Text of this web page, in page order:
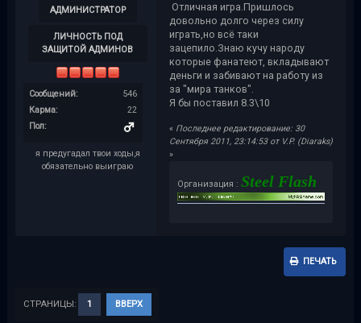
АДМИНИСТРАТОР
ЛИЧНОСТЬ ПОД
ЗАЩИТОЙ АДМИНОВ
Сообщений:
546
Карма:
22
Пол:
я предугадал твои ходы,я
обязательно выиграю
Отличная игра.Пришлось
довольно долго через силу
играть,но всё таки
зацепило.Знаю кучу народу
которые фанатеют, вкладывают
деньги и забивают на работу из
за "мира танков".
Я бы поставил 8.3\10
« Последнее редактирование: 30
Сентября 2011, 23:14:53 от V.P. (Diaraks)
»
Организация : Steel Flash
ПЕЧАТЬ
СТРАНИЦЫ: 1 ВВЕРХ